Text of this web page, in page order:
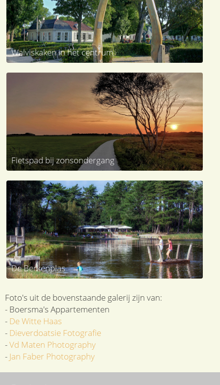
Walviskaken in het centrum
Fietspad bij zonsondergang
De Berkenplas
Foto's uit de bovenstaande galerij zijn van:
- Boersma's Appartementen
- De Witte Haas
- Dieverdoatsie Fotografie
-Vd Maten Photography
- Jan Faber Photography